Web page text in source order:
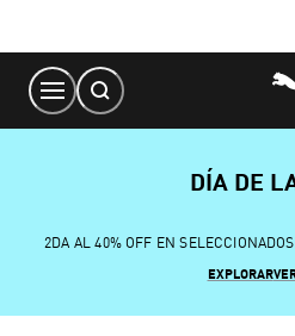
Content
DÍA DE
2DA AL 40% OFF EN
EXPLORAR